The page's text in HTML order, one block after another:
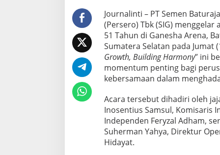
n
i
l
a
i
R
p
7
5
,
1
J
u
Journalinti – PT Semen
(Persero) Tbk (SIG)
51 Tahun di Ganesha Arena,
Sumatera Selatan pada Jumat
Growth, Building Harmony” ini
momentum penting bagi
kebersamaan dalam
Acara tersebut dihadiri oleh
Inosentius Samsul, Komisaris
Independen Feryzal Adham,
Suherman Yahya, Direktur
Hidayat.